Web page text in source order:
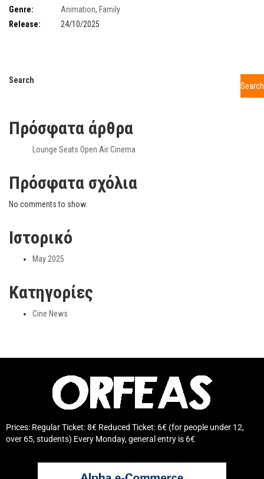
Genre:
Animation, Family
Release:
24/10/2025
Search
Search
Πρόσφατα άρθρα
Lounge Seats Open Air Cinema
Πρόσφατα σχόλια
No comments to show.
Ιστορικό
May 2025
Kατηγορίες
Cine News
Prices: Regular Ticket: 8€ Reduced Ticket: 6€ (for people under 12,
over 65, students) Every Monday, general entry is 6€